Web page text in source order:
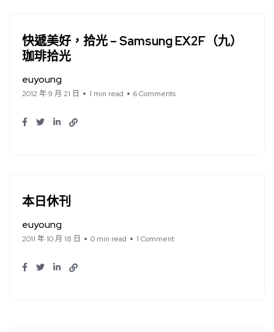
快遞美好，拾光 – Samsung EX2F（九）
珈琲拾光
euyoung
2012 年 9 月 21 日 1 min read 6 Comments
本日休刊
euyoung
2011 年 10 月 18 日 0 min read 1 Comment